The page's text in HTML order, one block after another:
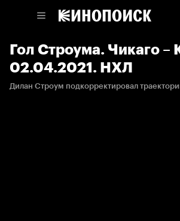
Гол Строума. Чикаго –
02.04.2021. НХЛ